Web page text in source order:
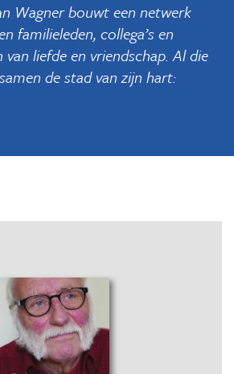
Wagner bouwt een netwerk
familieleden, collega’s en
van liefde en vriendschap. Al die
de stad van zijn hart: